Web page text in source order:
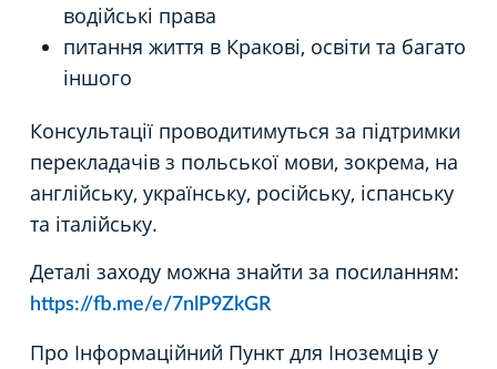
водійські права
питання життя в Кракові, освіти та багато
іншого
Консультації проводитимуться за підтримки
перекладачів з польської мови, зокрема, на
англійську, українську, російську, іспанську
та італійську.
Деталі заходу можна знайти за посиланням:
https://fb.me/e/7nlP9ZkGR
Про Інформаційний Пункт для Iноземців у